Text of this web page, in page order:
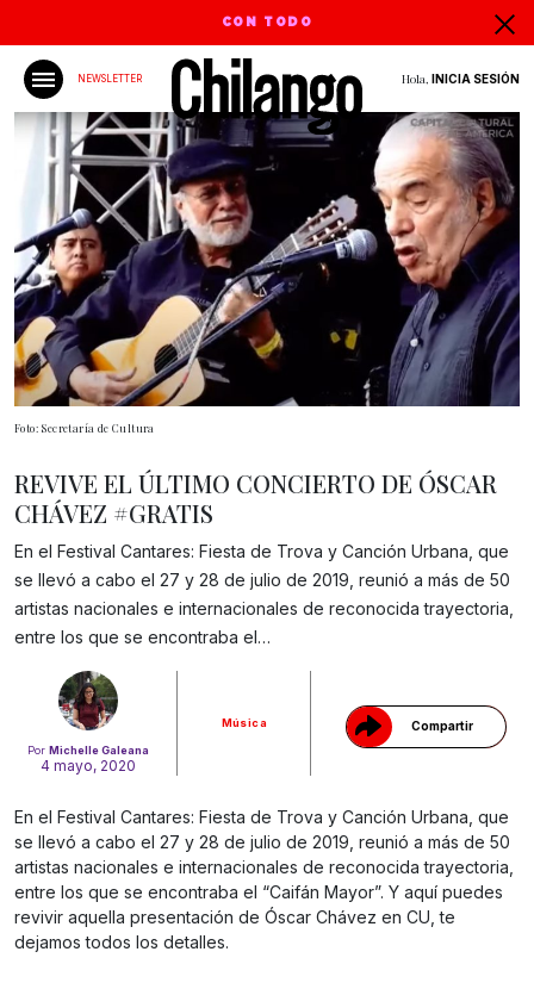
CON TODO
NEWSLETTER Hola, INICIA SESIÓN
Foto: Secretaría de Cultura
PorMichelle Galeana
4 mayo, 2020
Música Compartir
Gracias!
REVIVE EL ÚLTIMO CONCIERTO DE ÓSCAR
CHÁVEZ #GRATIS
En el Festival Cantares: Fiesta de Trova y Canción Urbana, que
se llevó a cabo el 27 y 28 de julio de 2019, reunió a más de 50
artistas nacionales e internacionales de reconocida trayectoria,
entre los que se encontraba el…
En el Festival Cantares: Fiesta de Trova y Canción Urbana, que
se llevó a cabo el 27 y 28 de julio de 2019, reunió a más de 50
artistas nacionales e internacionales de reconocida trayectoria,
entre los que se encontraba el “Caifán Mayor”. Y aquí puedes
revivir aquella presentación de Óscar Chávez en CU, te
dejamos todos los detalles.